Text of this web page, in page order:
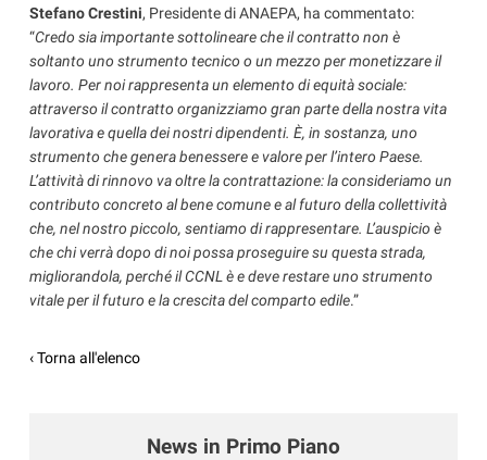
Stefano Crestini, Presidente di ANAEPA, ha commentato:
“Credo sia importante sottolineare che il contratto non è
soltanto uno strumento tecnico o un mezzo per monetizzare il
lavoro. Per noi rappresenta un elemento di equità sociale:
attraverso il contratto organizziamo gran parte della nostra vita
lavorativa e quella dei nostri dipendenti. È, in sostanza, uno
strumento che genera benessere e valore per l’intero Paese.
L’attività di rinnovo va oltre la contrattazione: la consideriamo un
contributo concreto al bene comune e al futuro della collettività
che, nel nostro piccolo, sentiamo di rappresentare. L’auspicio è
che chi verrà dopo di noi possa proseguire su questa strada,
migliorandola, perché il CCNL è e deve restare uno strumento
vitale per il futuro e la crescita del comparto edile.”
‹ Torna all'elenco
News in Primo Piano